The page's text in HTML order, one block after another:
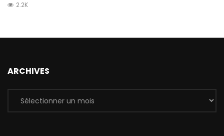
2.2K
ARCHIVES
Archives